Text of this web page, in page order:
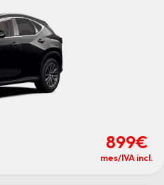
899€
mes/IVA incl.